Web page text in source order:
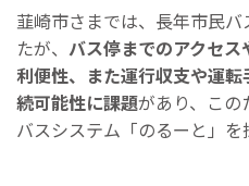
韮崎市さまでは、長年市民
たが、 バス停までのアクセ
利便性、また運行収支や運
続可能性に課題があり、この
バスシステム「のるーと」を